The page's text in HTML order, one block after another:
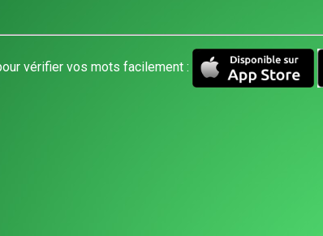
vérifier vos mots facilement :